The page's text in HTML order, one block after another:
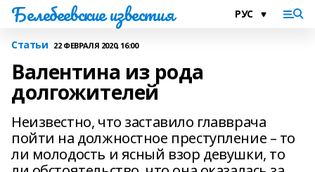
Белебеевские известия
Статьи 22 ФЕВРАЛЯ 2020, 16:00
Валентина из рода
долгожителей
Неизвестно, что заставило главврача
пойти на должностное преступление – то
ли молодость и ясный взор девушки, то